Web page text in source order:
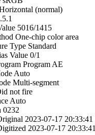
(normal)
5016/1415
One-chip color area
Type Standard
Value 0/1
Program AE
Auto
Multi-segment
not fire
Auto
0232
2023-07-17 20:33:41
2023-07-17 20:33:41